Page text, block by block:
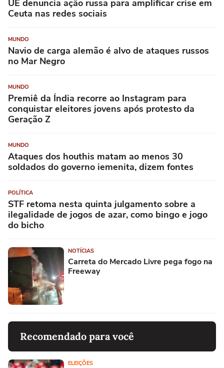
UE denuncia ação russa para amplificar crise em
Ceuta nas redes sociais
MUNDO
Navio de carga alemão é alvo de ataques russos
no Mar Negro
MUNDO
Premiê da Índia recorre ao Instagram para
conquistar eleitores jovens após protesto da
Geração Z
MUNDO
Ataques dos houthis matam ao menos 30
soldados do governo iemenita, dizem fontes
POLÍTICA
STF retoma nesta quinta julgamento sobre a
ilegalidade de jogos de azar, como bingo e jogo
do bicho
NOTÍCIAS
Carreta do Mercado Livre pega fogo na
Freeway
Recomendado para você
ELEIÇÕES